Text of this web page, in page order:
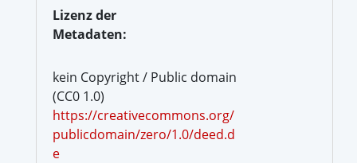
Lizenz der
Metadaten:
kein Copyright / Public domain
(CC0 1.0)
https://creativecommons.org/
publicdomain/zero/1.0/deed.d
e